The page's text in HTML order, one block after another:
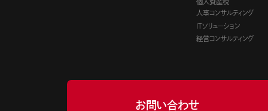
個人資産税
人事コンサルティング
ITソリューション
経営コンサルティング
お問い合わせ